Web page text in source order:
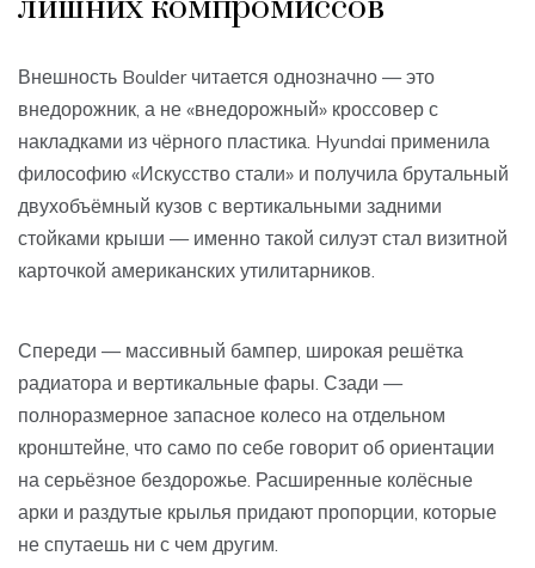
Внешность Boulder читается однозначно — это
внедорожник, а не «внедорожный» кроссовер с
накладками из чёрного пластика. Hyundai применила
философию «Искусство стали» и получила брутальный
двухобъёмный кузов с вертикальными задними
стойками крыши — именно такой силуэт стал визитной
карточкой американских утилитарников.
Спереди — массивный бампер, широкая решётка
радиатора и вертикальные фары. Сзади —
полноразмерное запасное колесо на отдельном
кронштейне, что само по себе говорит об ориентации
на серьёзное бездорожье. Расширенные колёсные
арки и раздутые крылья придают пропорции, которые
не спутаешь ни с чем другим.